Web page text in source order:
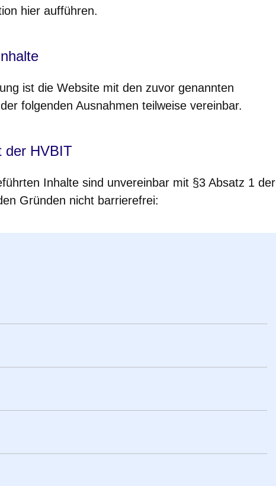
hier aufführen.
ist die Website mit den zuvor genannten
folgenden Ausnahmen teilweise vereinbar.
der HVBIT
Inhalte sind unvereinbar mit §3 Absatz 1 der
Gründen nicht barrierefrei: